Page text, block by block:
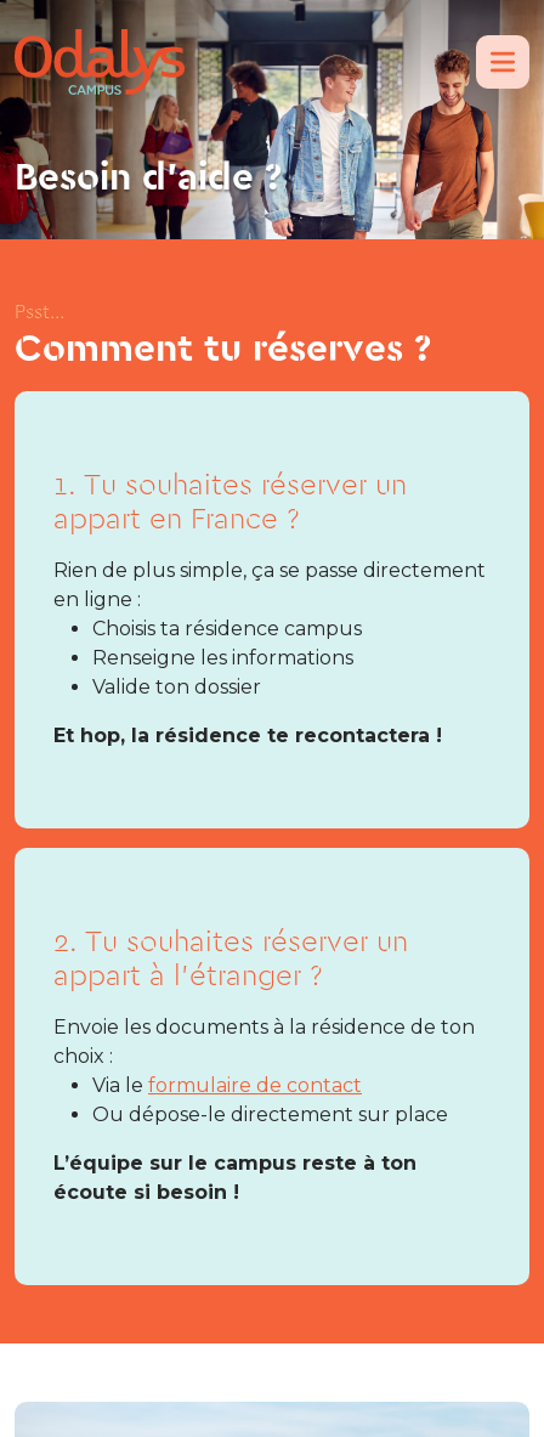
Besoin d’aide ?
Psst...
Comment tu réserves ?
1. Tu souhaites réserver un
appart en France ?
Rien de plus simple, ça se passe directement
en ligne :
Choisis ta résidence campus
Renseigne les informations
Valide ton dossier
Et hop, la résidence te recontactera !
2. Tu souhaites réserver un
appart à l’étranger ?
Envoie les documents à la résidence de ton
choix :
Via le formulaire de contact
Ou dépose-le directement sur place
L’équipe sur le campus reste à ton
écoute si besoin !